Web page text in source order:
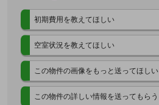
初期費用を教えてほしい
空室状況を教えてほしい
この物件の画像をもっと送ってほしい
この物件の詳しい情報を送ってもらう